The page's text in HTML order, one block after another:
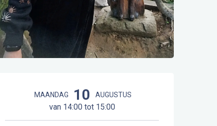
Openingstijden en
MAANDAG 10 AUGUSTUS
van 14:00 tot 15:00